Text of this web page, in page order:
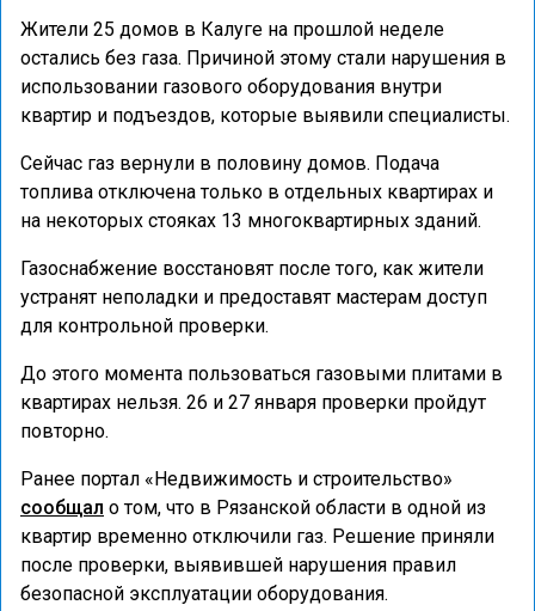
Жители 25 домов в Калуге на прошлой неделе
остались без газа. Причиной этому стали нарушения в
использовании газового оборудования внутри
квартир и подъездов, которые выявили специалисты.
Сейчас газ вернули в половину домов. Подача
топлива отключена только в отдельных квартирах и
на некоторых стояках 13 многоквартирных зданий.
Газоснабжение восстановят после того, как жители
устранят неполадки и предоставят мастерам доступ
для контрольной проверки.
До этого момента пользоваться газовыми плитами в
квартирах нельзя. 26 и 27 января проверки пройдут
повторно.
Ранее портал «Недвижимость и строительство»
сообщал о том, что в Рязанской области в одной из
квартир временно отключили газ. Решение приняли
после проверки, выявившей нарушения правил
безопасной эксплуатации оборудования.